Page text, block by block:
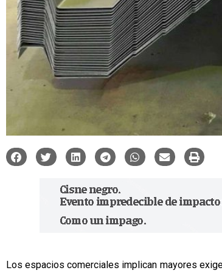
Los espacios comerciales implican mayores